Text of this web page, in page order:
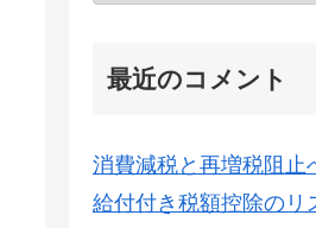
最近のコメント
消費減税と再増税阻止
給付付き税額控除のリ